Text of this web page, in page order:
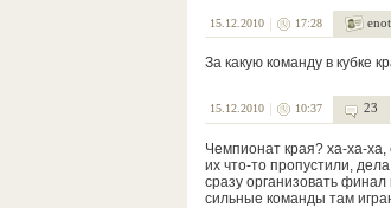
15.12.2010 17:28 enot
За какую команду в кубке
15.12.2010 10:37 23
Чемпионат края? ха-ха-
их что-то пропустили,
сразу организовать финал
сильные команды там